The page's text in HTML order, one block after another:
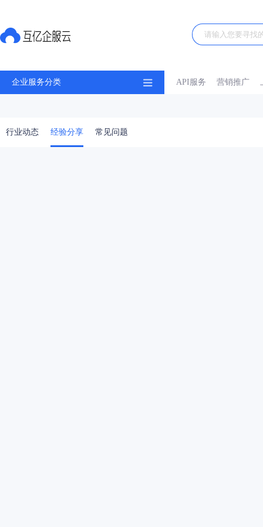
企业服务分类 API服务 营销推广
行业动态 经验分享 常见问题